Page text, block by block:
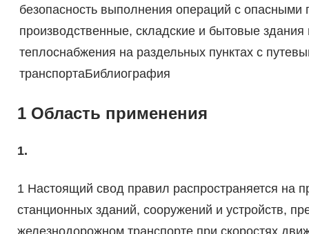
безопасность выполнения операций с
производственные, складские и бытовые
теплоснабжения на раздельных пунктах с
транспортаБиблиография
1 Область применения
1.
1 Настоящий свод правил распространяется на
станционных зданий, сооружений и устройств,